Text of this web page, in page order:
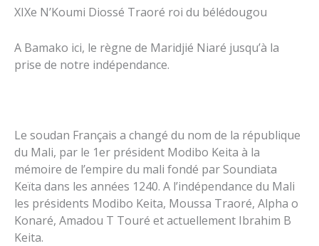
XIXe N’Koumi Diossé Traoré roi du bélédougou
A Bamako ici, le règne de Maridjié Niaré jusqu’à la
prise de notre indépendance.
Le soudan Français a changé du nom de la république
du Mali, par le 1er président Modibo Keita à la
mémoire de l’empire du mali fondé par Soundiata
Keïta dans les années 1240. A l’indépendance du Mali
les présidents Modibo Keita, Moussa Traoré, Alpha o
Konaré, Amadou T Touré et actuellement Ibrahim B
Keita.